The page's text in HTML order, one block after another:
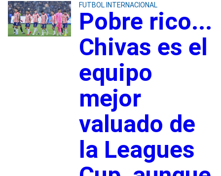
FUTBOL INTERNACIONAL
Pobre rico...
Chivas es el
equipo
mejor
valuado de
la Leagues